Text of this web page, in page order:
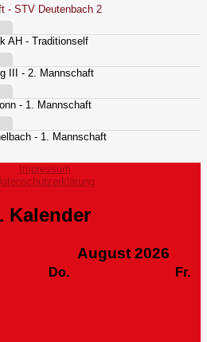
- STV Deutenbach 2
AH - Traditionself
III - 2. Mannschaft
- 1. Mannschaft
- 1. Mannschaft
Impressum
Kalender
August 2026
Do. Fr.